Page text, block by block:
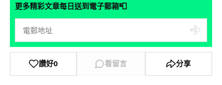
更多精彩文章每日送到電子郵箱📮
讚好0 看留言 分享